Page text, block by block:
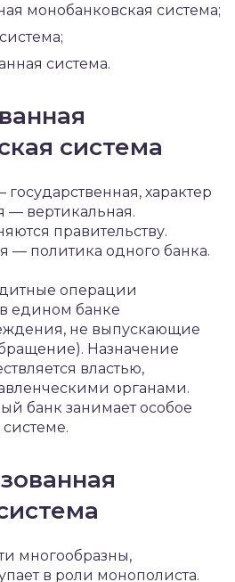
монобанковская система;
система.
система
характер
— вертикальная.
правительству.
— политика одного банка.
операции
едином банке
не выпускающие
Назначение
властью,
органами.
банк занимает особое
многообразны,
в роли монополиста.